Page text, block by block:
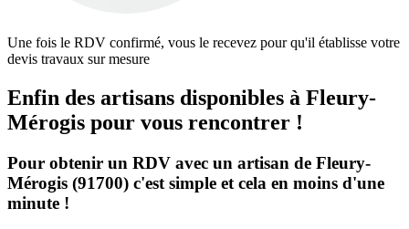
Une fois le RDV confirmé, vous le recevez pour qu'il établisse votre
devis travaux sur mesure
Enfin des artisans disponibles à Fleury-
Mérogis pour vous rencontrer !
Pour obtenir un RDV avec un artisan de Fleury-
Mérogis (91700) c'est simple et cela en moins d'une
minute !